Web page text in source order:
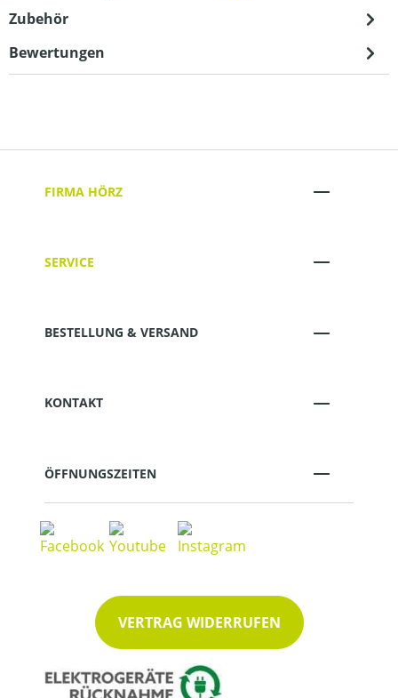
Zubehör
Bewertungen
FIRMA HÖRZ
SERVICE
BESTELLUNG & VERSAND
KONTAKT
ÖFFNUNGSZEITEN
VERTRAG WIDERRUFEN